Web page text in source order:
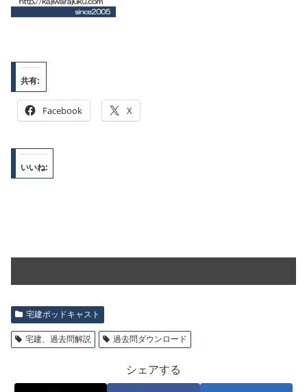
共有:
Facebook X
いいね:
宅建ポッドキャスト
宅建、過去問解説 過去問ダウンロード
シェアする